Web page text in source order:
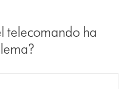
telecomando ha